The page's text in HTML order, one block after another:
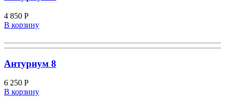
4 850 Р
В корзину
Антуриум 8
6 250 Р
В корзину